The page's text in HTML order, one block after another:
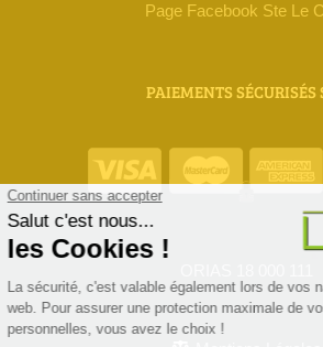
Page Facebook Ste Le
PAIEMENTS SÉCURISÉS